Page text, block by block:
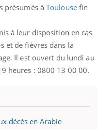
présumés àToulousefin
à leur disposition en cas
et de fièvres dans la
Il est ouvert du lundi au
heures : 0800 13 00 00.
décès en Arabie